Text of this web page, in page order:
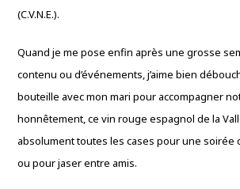
(C.V.N.E.).
Quand je me pose enfin après une grosse
contenu ou d’événements, j’aime bien
bouteille avec mon mari pour accompagner
honnêtement, ce vin rouge espagnol de la
absolument toutes les cases pour une soirée
ou pour jaser entre amis.